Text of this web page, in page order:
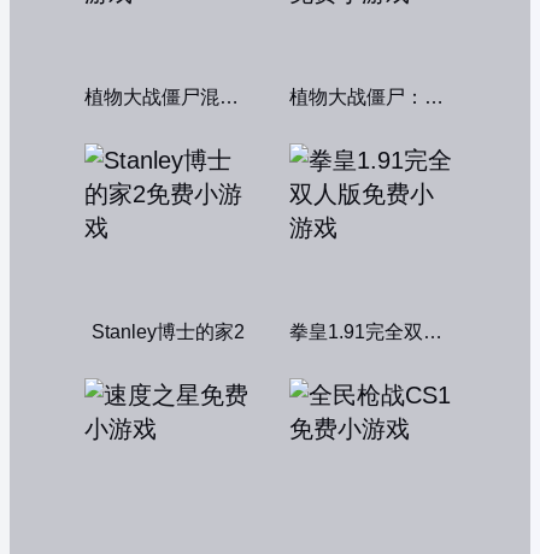
植物大战僵尸混合版 植物大战僵尸：融合变种
Stanley博士的家2 拳皇1.91完全双人版